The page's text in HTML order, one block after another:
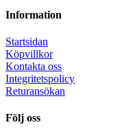
Information
Startsidan
Köpvillkor
Kontakta oss
Integritetspolicy
Returansökan
Följ oss